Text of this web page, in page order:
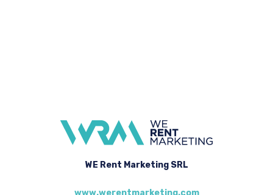
WE Rent Marketing SRL
www.werentmarketing.com